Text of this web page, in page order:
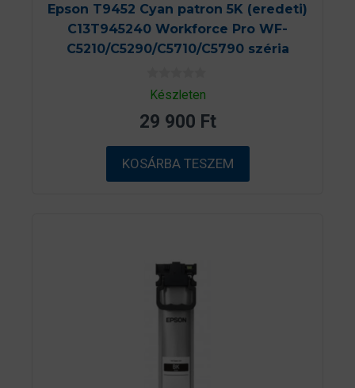
Epson T9452 Cyan patron 5K (eredeti)
C13T945240 Workforce Pro WF-
C5210/C5290/C5710/C5790 széria
0
a
5
b
ő
l
Készleten
29 900 Ft
KOSÁRBA TESZEM